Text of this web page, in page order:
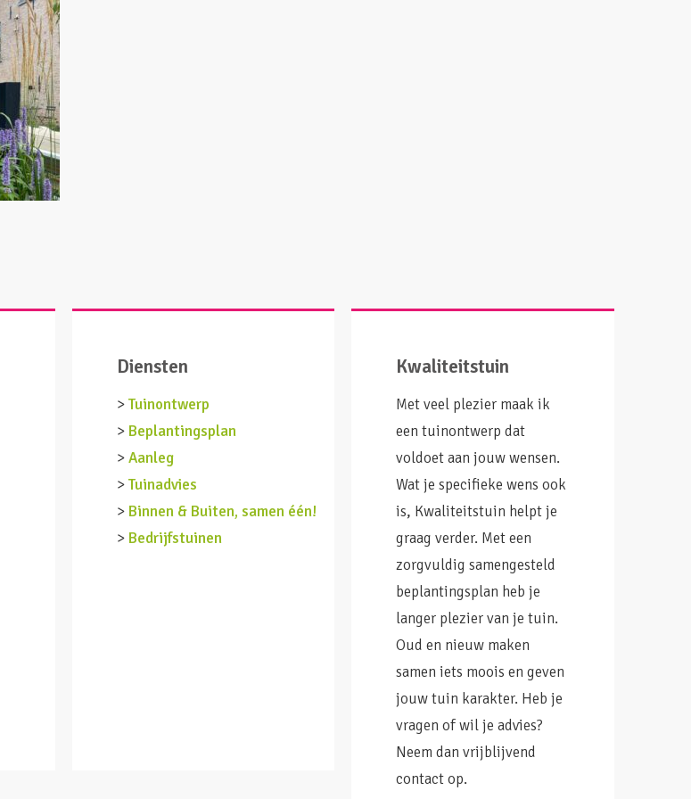
Diensten
>Tuinontwerp
> Beplantingsplan
>Aanleg
>Tuinadvies
> Binnen & Buiten, samen één!
> Bedrijfstuinen
Kwaliteitstuin
Met veel plezier maak ik
een tuinontwerp dat
voldoet aan jouw wensen.
Wat je specifieke wens ook
is, Kwaliteitstuin helpt je
graag verder. Met een
zorgvuldig samengesteld
beplantingsplan heb je
langer plezier van je tuin.
Oud en nieuw maken
samen iets moois en geven
jouw tuin karakter. Heb je
vragen of wil je advies?
Neem dan vrijblijvend
contact op.